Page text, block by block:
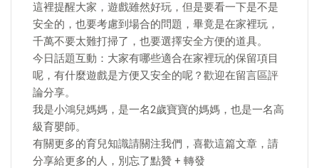
這裡提醒大家，遊戲雖然好玩，但是要看一下是不是
安全的，也要考慮到場合的問題，畢竟是在家裡玩，
千萬不要太難打掃了，也要選擇安全方便的道具。
今日話題互動：大家有哪些適合在家裡玩的保留項目
呢，有什麼遊戲是方便又安全的呢？歡迎在留言區評
論分享。
我是小鴻兒媽媽，是一名2歲寶寶的媽媽，也是一名高
級育嬰師。
有關更多的育兒知識請關注我們，喜歡這篇文章，請
分享給更多的人，別忘了點贊 + 轉發